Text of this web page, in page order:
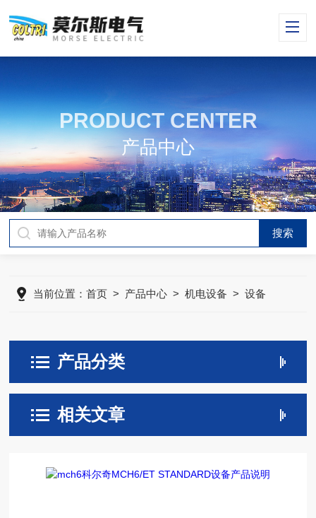
PRODUCT CENTER
产品中心
当前位置：首页 > 产品中心 >机电设备 >设备
产品分类
相关文章